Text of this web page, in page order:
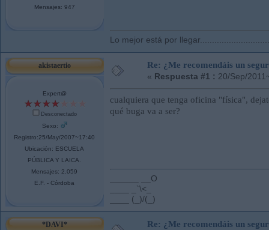
Mensajes: 947
Lo mejor está por
akistaertio
Expert@
Desconectado
Sexo:
Registro:25/May/2007~17:40
Ubicación: ESCUELA
PÚBLICA Y LAICA.
Mensajes: 2.059
E.F. - Córdoba
Re: ¿Me recomendáis un
« Respuesta #1 : 20/Sep/
cualquiera que tenga oficina "física",
qué buga va a ser?
______ __O
____ _`\<_
____ (_)/(_)
*DAVI* Re: ¿Me recomendáis un